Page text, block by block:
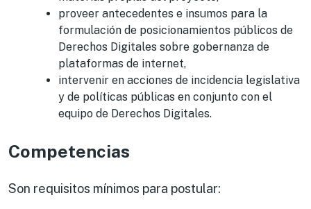
proveer antecedentes e insumos para la
formulación de posicionamientos públicos de
Derechos Digitales sobre gobernanza de
plataformas de internet,
intervenir en acciones de incidencia legislativa
y de políticas públicas en conjunto con el
equipo de Derechos Digitales.
Competencias
Son requisitos mínimos para postular: